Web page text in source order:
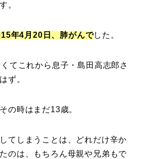
。
年4月20日、肺がんでした。
てこれから息子・島田高志郎さ
ず。
の時はまだ13歳。
てしまうことは、どれだけ辛か
のは、もちろん母親や兄弟もで